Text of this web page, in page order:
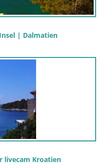
| Dalmatien
livecam Kroatien